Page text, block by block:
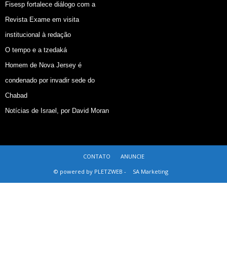
Fisesp fortalece diálogo com a
Revista Exame em visita
institucional à redação
O tempo e a tzedaká
Homem de Nova Jersey é
condenado por invadir sede do
Chabad
Notícias de Israel, por David Moran
CONTATO
ANUNCIE
© powered by PLETZWEB -
SA Marketing